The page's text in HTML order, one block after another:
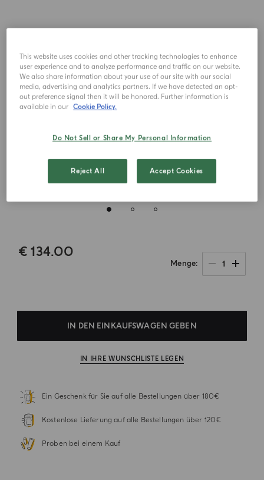
€ 134.00
Menge 1
IN DEN EINKAUFSWAGEN GEBEN
IN IHRE WUNSCHLISTE LEGEN
Ein Geschenk für Sie auf alle Bestellungen über 180€
Kostenlose Lieferung auf alle Bestellungen über 120€
Proben bei einem Kauf
This website uses cookies and other tracking technologies to enhance
user experience and to analyze performance and traffic on our website.
We also share information about your use of our site with our social
media, advertising and analytics partners. If we have detected an opt-
out preference signal then it will be honored. Further information is
available in our Cookie Policy.
Do Not Sell or Share My Personal Information
Reject All Accept Cookies